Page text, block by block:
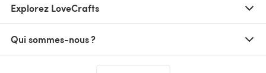
Explorez LoveCrafts
Qui sommes-nous ?